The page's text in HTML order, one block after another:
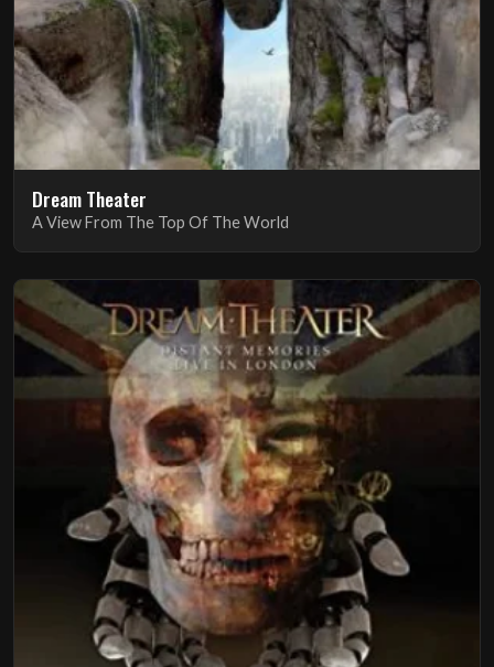
Dream Theater
A View From The Top Of The World